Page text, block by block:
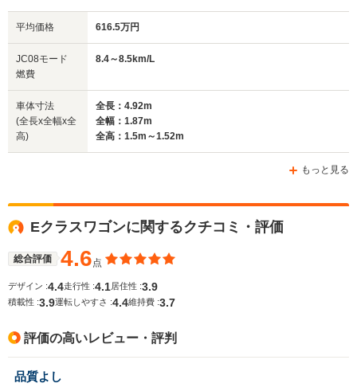
サイズ
(全長x全幅x全高)
WLTCモード
燃費
全幅
1.87m
平均価格 616.5万円
JC08モード
燃費
8.4～8.5km/L
車体寸法
(全長x全幅x全
高)
全長：4.92m
全幅：1.87m
全高：1.5m～1.52m
もっと見る
Eクラスワゴンに関するクチコミ・評価
総合評価 4.6点
デザイン :4.4走行性 :4.1居住性 :3.9
積載性 :3.9運転しやすさ :4.4維持費 :3.7
評価の高いレビュー・評判
品質よし